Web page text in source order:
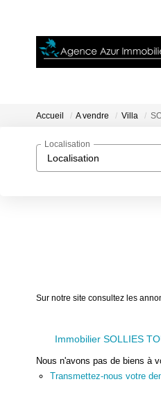
Accueil A vendre Villa
Localisation
Localisation
Sur notre site consultez les
Immobilier SOLLIES
Nous n'avons pas de biens à
Transmettez-nous votre